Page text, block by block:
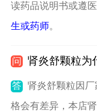
读药品说明书或遵医
生或药师。
问 肾炎舒颗粒为
答 肾炎舒颗粒因
格会有差异，本店